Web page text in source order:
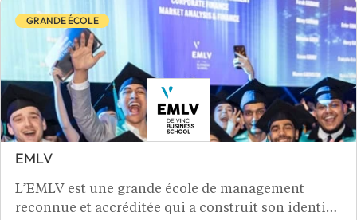
GRANDE ÉCOLE
EMLV
L’EMLV est une grande école de management
reconnue et accréditée qui a construit son identité